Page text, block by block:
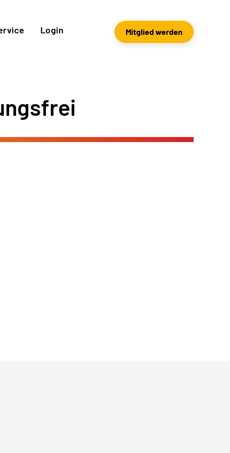
Login Mitglied werden